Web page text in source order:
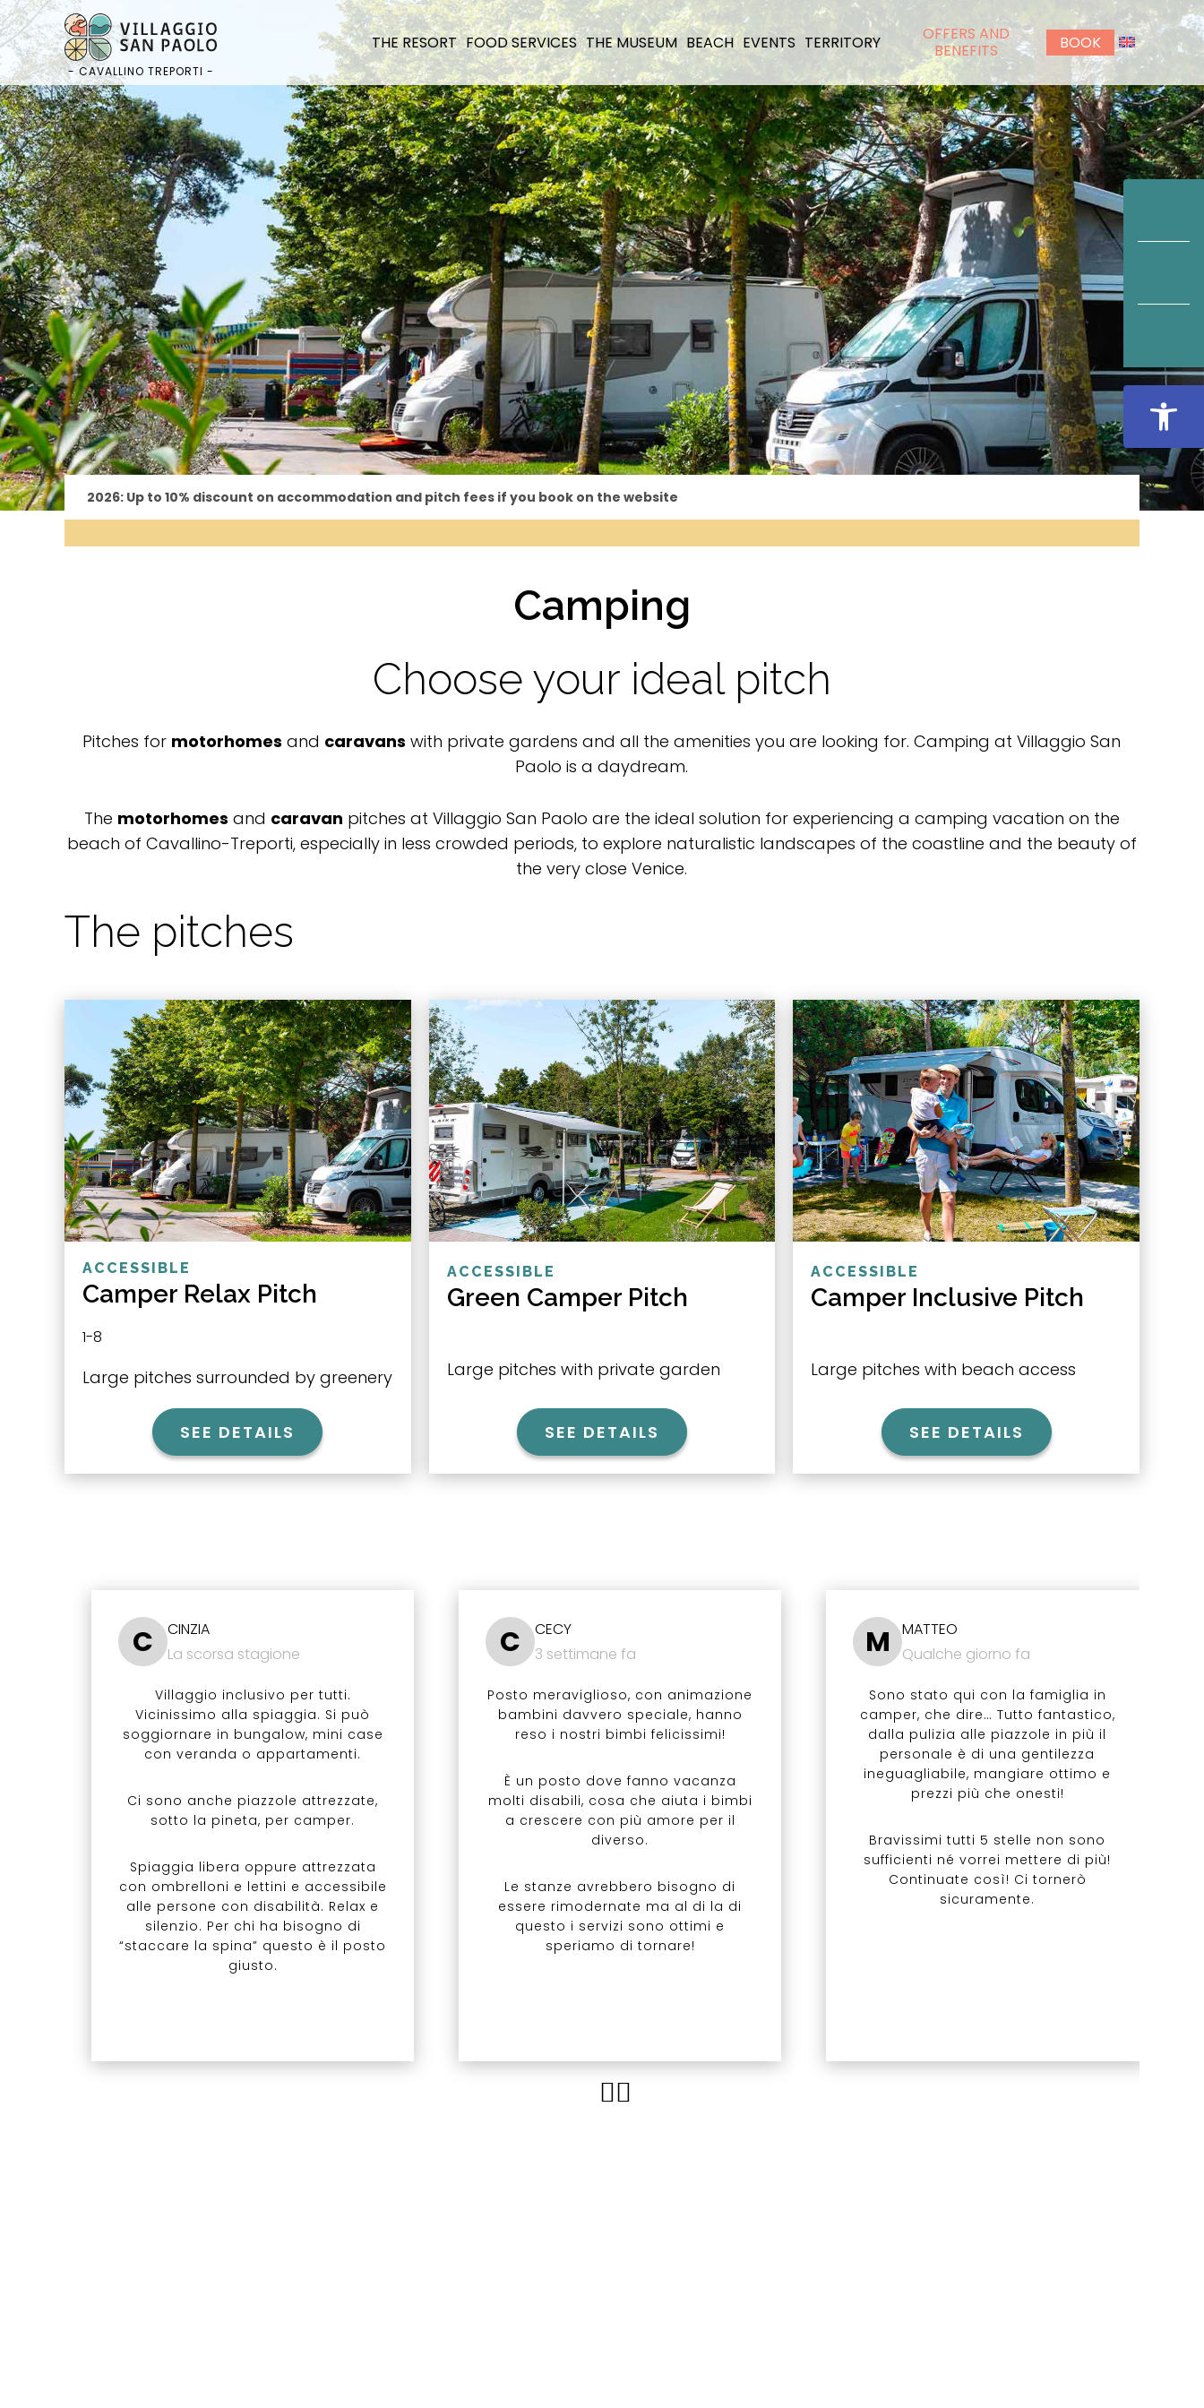
Skip
to
content - CAVALLINO TREPORTI -
THE RESORT FOOD SERVICES THE MUSEUM BEACH EVENTS TERRITORY
OFFERS AND
BENEFITS
BOOK
2026: Up to 10% discount on accommodation and pitch fees if you book on the website
Camping
Choose your ideal pitch
Pitches for motorhomes and caravans with private gardens and all the amenities you are looking for. Camping at Villaggio San
Paolo is a daydream.
The motorhomes and caravan pitches at Villaggio San Paolo are the ideal solution for experiencing a camping vacation on the
beach of Cavallino-Treporti, especially in less crowded periods, to explore naturalistic landscapes of the coastline and the beauty of
the very close Venice.
The pitches
ACCESSIBLE
Camper Relax Pitch
1-8
Large pitches surrounded by greenery
SEE DETAILS
ACCESSIBLE
Green Camper Pitch
Large pitches with private garden
SEE DETAILS
ACCESSIBLE
Camper Inclusive Pitch
Large pitches with beach access
SEE DETAILS
C
CINZIA
La scorsa stagione
Villaggio inclusivo per tutti.
Vicinissimo alla spiaggia. Si può
soggiornare in bungalow, mini case
con veranda o appartamenti.
Ci sono anche piazzole attrezzate,
sotto la pineta, per camper.
Spiaggia libera oppure attrezzata
con ombrelloni e lettini e accessibile
alle persone con disabilità. Relax e
silenzio. Per chi ha bisogno di
“staccare la spina” questo è il posto
giusto.
C
CECY
3 settimane fa
Posto meraviglioso, con animazione
bambini davvero speciale, hanno
reso i nostri bimbi felicissimi!
È un posto dove fanno vacanza
molti disabili, cosa che aiuta i bimbi
a crescere con più amore per il
diverso.
Le stanze avrebbero bisogno di
essere rimodernate ma al di la di
questo i servizi sono ottimi e
speriamo di tornare!
M
MATTEO
Qualche giorno fa
Sono stato qui con la famiglia in
camper, che dire… Tutto fantastico,
dalla pulizia alle piazzole in più il
personale è di una gentilezza
ineguagliabile, mangiare ottimo e
prezzi più che onesti!
Bravissimi tutti 5 stelle non sono
sufficienti né vorrei mettere di più!
Continuate così! Ci tornerò
sicuramente.